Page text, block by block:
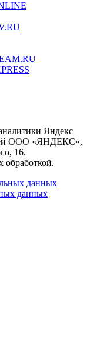
Яндекс
ООО «ЯНДЕКС»,
16.
обработкой.
данных
данных